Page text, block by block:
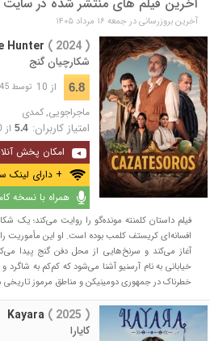
آخرین بروزرسانی در جمعه ۱۶ مرداد ۱۴۰۵
Hunter ( 2024 )
شکارچیان گنج
6.8 از 10 توسط 45 نفر در
ماجراجویی,کمدی
امتیاز کاربران: 5.4از
امکان پخش
+ دارای لینک
همراه با نسخه
فیلم داستان کلمنته مونده‌گو را روایت می‌کند؛ یک
افسانه‌ای کریستف کلمب بوده است. او این مأموریت
آغاز می‌کند و سرنخ‌هایی از محل دفن گنج پیدا
خیابانی به نام آرسنیو آشنا می‌شود که کم‌کم به
خطرناک در جمهوری دومینیکن و مناطق مرموز
Kayara ( 2025 )
کایارا